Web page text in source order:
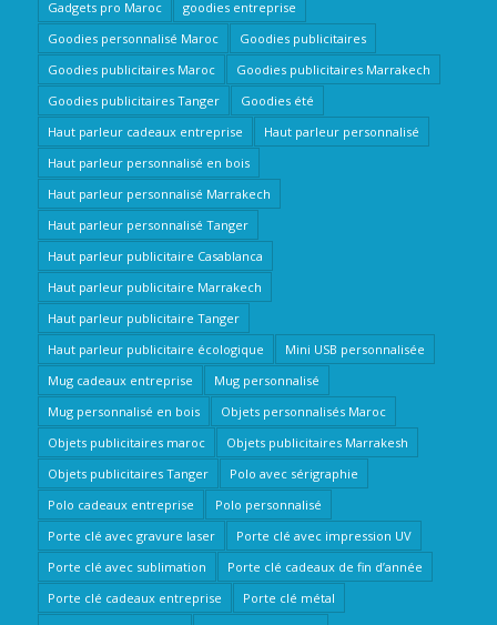
Gadgets pro Maroc
goodies entreprise
Goodies personnalisé Maroc
Goodies publicitaires
Goodies publicitaires Maroc
Goodies publicitaires Marrakech
Goodies publicitaires Tanger
Goodies été
Haut parleur cadeaux entreprise
Haut parleur personnalisé
Haut parleur personnalisé en bois
Haut parleur personnalisé Marrakech
Haut parleur personnalisé Tanger
Haut parleur publicitaire Casablanca
Haut parleur publicitaire Marrakech
Haut parleur publicitaire Tanger
Haut parleur publicitaire écologique
Mini USB personnalisée
Mug cadeaux entreprise
Mug personnalisé
Mug personnalisé en bois
Objets personnalisés Maroc
Objets publicitaires maroc
Objets publicitaires Marrakesh
Objets publicitaires Tanger
Polo avec sérigraphie
Polo cadeaux entreprise
Polo personnalisé
Porte clé avec gravure laser
Porte clé avec impression UV
Porte clé avec sublimation
Porte clé cadeaux de fin d’année
Porte clé cadeaux entreprise
Porte clé métal